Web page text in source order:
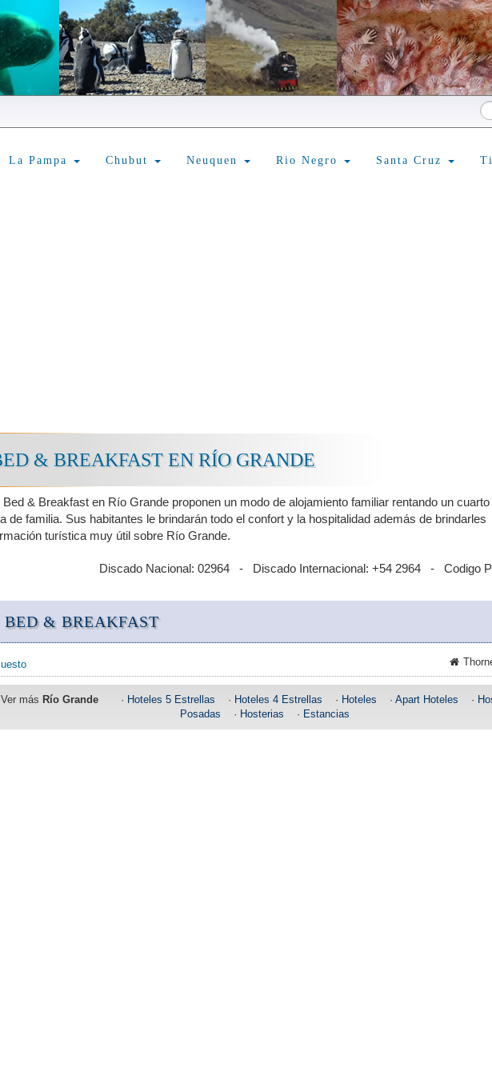
La Pampa Chubut Neuquen Rio Negro Santa Cruz
& BREAKFAST EN RÍO GRANDE
Bed & Breakfast en Río Grande proponen un modo de alojamiento familiar rentando un cuarto
de familia. Sus habitantes le brindarán todo el confort y la hospitalidad además de brindarles
turística muy útil sobre Río Grande.
Discado Nacional: 02964 - Discado Internacional: +54 2964 - Codigo
BED & BREAKFAST
Ver más Río Grande · Hoteles 5 Estrellas · Hoteles 4 Estrellas · Hoteles ·Apart Hoteles ·
Posadas · Hosterias · Estancias